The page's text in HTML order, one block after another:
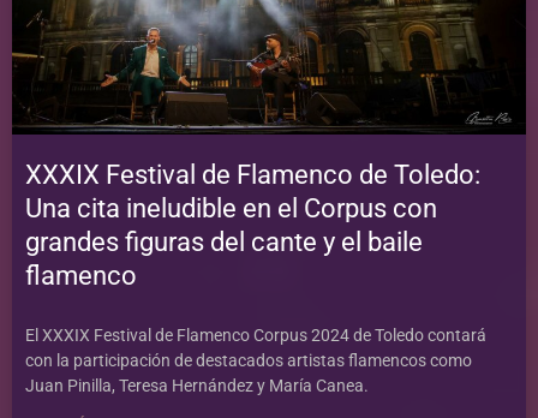
XXXIX Festival de Flamenco de Toledo:
Una cita ineludible en el Corpus con
grandes figuras del cante y el baile
flamenco
El XXXIX Festival de Flamenco Corpus 2024 de Toledo contará
con la participación de destacados artistas flamencos como
Juan Pinilla, Teresa Hernández y María Canea.